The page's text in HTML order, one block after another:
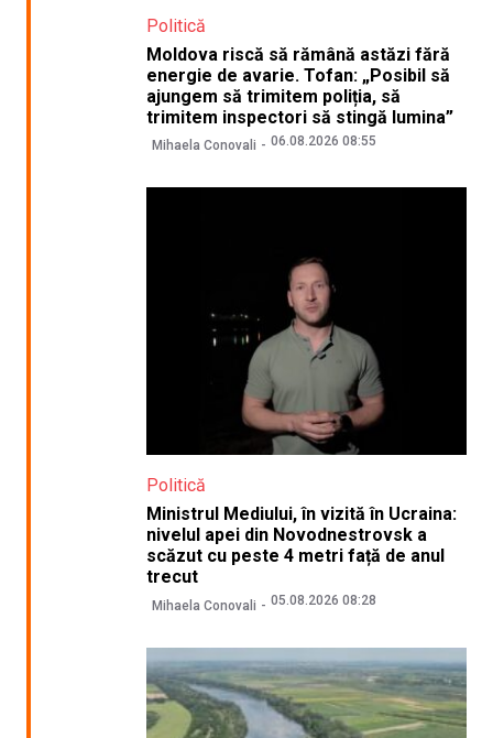
Politică
Moldova riscă să rămână astăzi fără
energie de avarie. Tofan: „Posibil să
ajungem să trimitem poliția, să
trimitem inspectori să stingă lumina”
Mihaela Conovali 06.08.2026 08:55
Politică
Ministrul Mediului, în vizită în Ucraina:
nivelul apei din Novodnestrovsk a
scăzut cu peste 4 metri față de anul
trecut
Mihaela Conovali 05.08.2026 08:28